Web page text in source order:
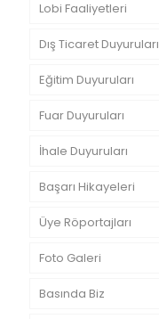
Lobi Faaliyetleri
Dış Ticaret Duyuruları
Eğitim Duyuruları
Fuar Duyuruları
İhale Duyuruları
Başarı Hikayeleri
Üye Röportajları
Foto Galeri
Basında Biz